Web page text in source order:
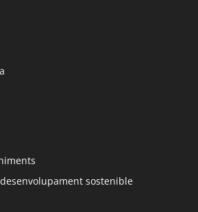
sostenible